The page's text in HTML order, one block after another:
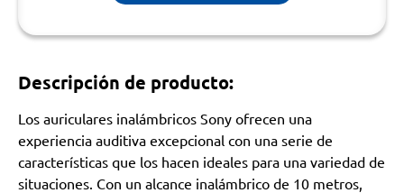
Descripción de producto:
Los auriculares inalámbricos Sony ofrecen una
experiencia auditiva excepcional con una serie de
características que los hacen ideales para una variedad de
situaciones. Con un alcance inalámbrico de 10 metros,